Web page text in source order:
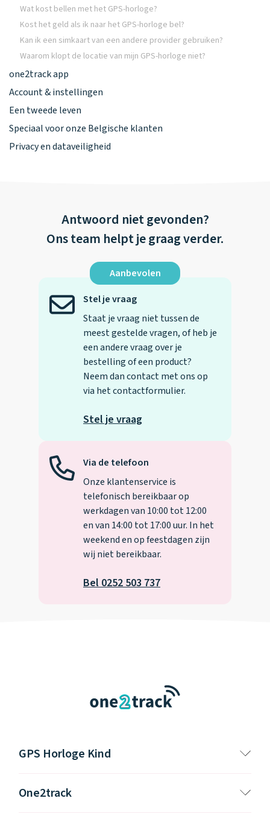
Wat kost bellen met het GPS-horloge?
Kost het geld als ik naar het GPS-horloge bel?
Kan ik een simkaart van een andere provider gebruiken?
Waarom klopt de locatie van mijn GPS-horloge niet?
one2track app
Account & instellingen
Een tweede leven
Speciaal voor onze Belgische klanten
Privacy en dataveiligheid
Antwoord niet gevonden?
Ons team helpt je graag verder.
Via de telefoon
Onze klantenservice is
telefonisch bereikbaar op
werkdagen van 10:00 tot 12:00
en van 14:00 tot 17:00 uur. In het
weekend en op feestdagen zijn
wij niet bereikbaar.
Bel 0252 503 737
Aanbevolen
Stel je vraag
Staat je vraag niet tussen de
meest gestelde vragen, of heb je
een andere vraag over je
bestelling of een product?
Neem dan contact met ons op
via het contactformulier.
Stel je vraag
GPS Horloge Kind
One2track